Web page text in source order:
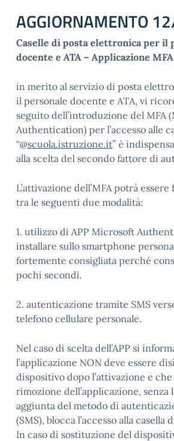
AGGIORNAMENTO
Caselle di posta elettronica per il
docente e ATA – Applicazione MFA
in merito al servizio di posta
il personale docente e ATA, vi
seguito dell’introduzione del MFA
Authentication) per l’accesso alle
“@scuola.istruzione.it” è
alla scelta del secondo fattore di
L’attivazione dell’MFA potrà
tra le seguenti due modalità:
1. utilizzo di APP Microsoft
installare sullo smartphone
fortemente consigliata perché
pochi secondi.
2. autenticazione tramite SMS
telefono cellulare personale.
Nel caso di scelta dell’APP si
l’applicazione NON deve essere
dispositivo dopo l’attivazione e
rimozione dell’applicazione, senza
aggiunta del metodo di
(SMS), blocca l’accesso alla casella
In caso di sostituzione del